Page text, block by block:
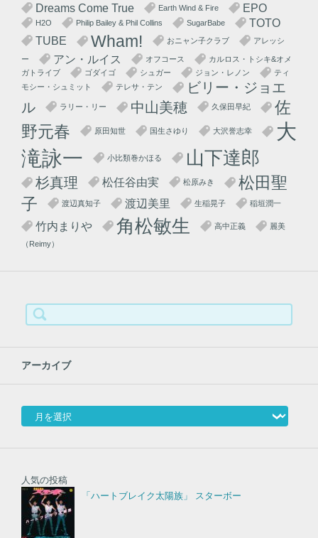
Dreams Come True Earth Wind & Fire EPO
H2O Philip Bailey & Phil Collins SugarBabe
TOTO
TUBE
Wham! おニャン子クラブ アレッシ
ー アン・ルイス オフコース
カルロス・トシキ&オメ
ガトライブ
ゴダイゴ シュガー ジョン・レノン
ティ
モシー・シュミット
テレサ・テン
ビリー・ジョエ
ル
ラリー・リー 中山美穂 久保田早紀
佐
野元春
原田知世 国生さゆり 大沢誉志幸
大
滝詠一
小比類巻かほる 山下達郎
杉真理 松任谷由実 松原みき
松田聖
子
渡辺真知子 渡辺美里 生稲晃子 稲垣潤一
竹内まりや 角松敏生 高中正義 麗美
（Reimy）
索:
アーカイブ
アーカイブ
人気の投稿
「ハートブレイク太陽族」 スターボー